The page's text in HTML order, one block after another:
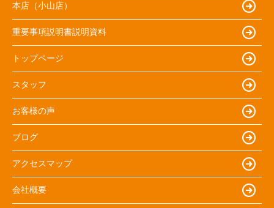
本店（小山店）
重要事項説明書説明資料
トップページ
スタッフ
お客様の声
ブログ
アクセスマップ
会社概要